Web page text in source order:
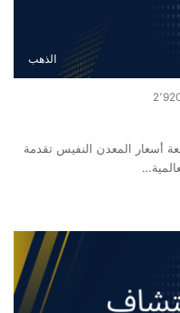
الذهب
أسعار المعدن النفيس تقدمة